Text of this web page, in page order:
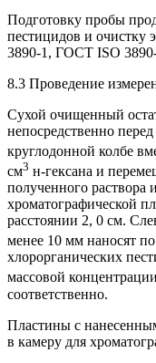
Подготовку пробы
пестицидов и очистку
3890-1, ГОСТ ISO
8.3 Проведение
Сухой очищенный
непосредственно
круглодонной колбе
см3 н-гексана и
полученного раствора
хроматографической
расстоянии 2, 0 см.
менее 10 мм наносят
хлорорганических
массовой
соответственно.
Пластины с
в камеру для